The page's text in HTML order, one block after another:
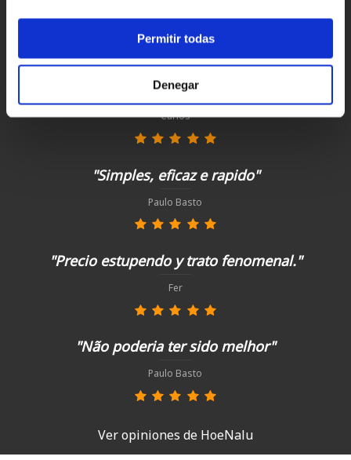
Permitir todas
Denegar
Clientes satisfechos
¡compra hoy con nosotros!
"Profesionalidad"
Carlos
"Simples, eficaz e rapido"
Paulo Basto
"Precio estupendo y trato fenomenal."
Fer
"Não poderia ter sido melhor"
Paulo Basto
Ver opiniones de HoeNalu